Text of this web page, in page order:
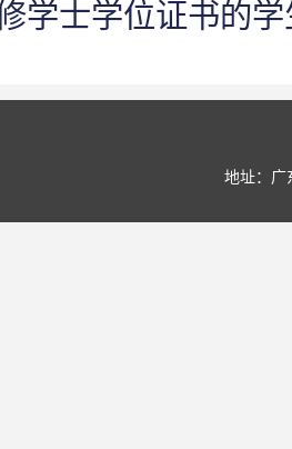
学士学位证书的
地址：